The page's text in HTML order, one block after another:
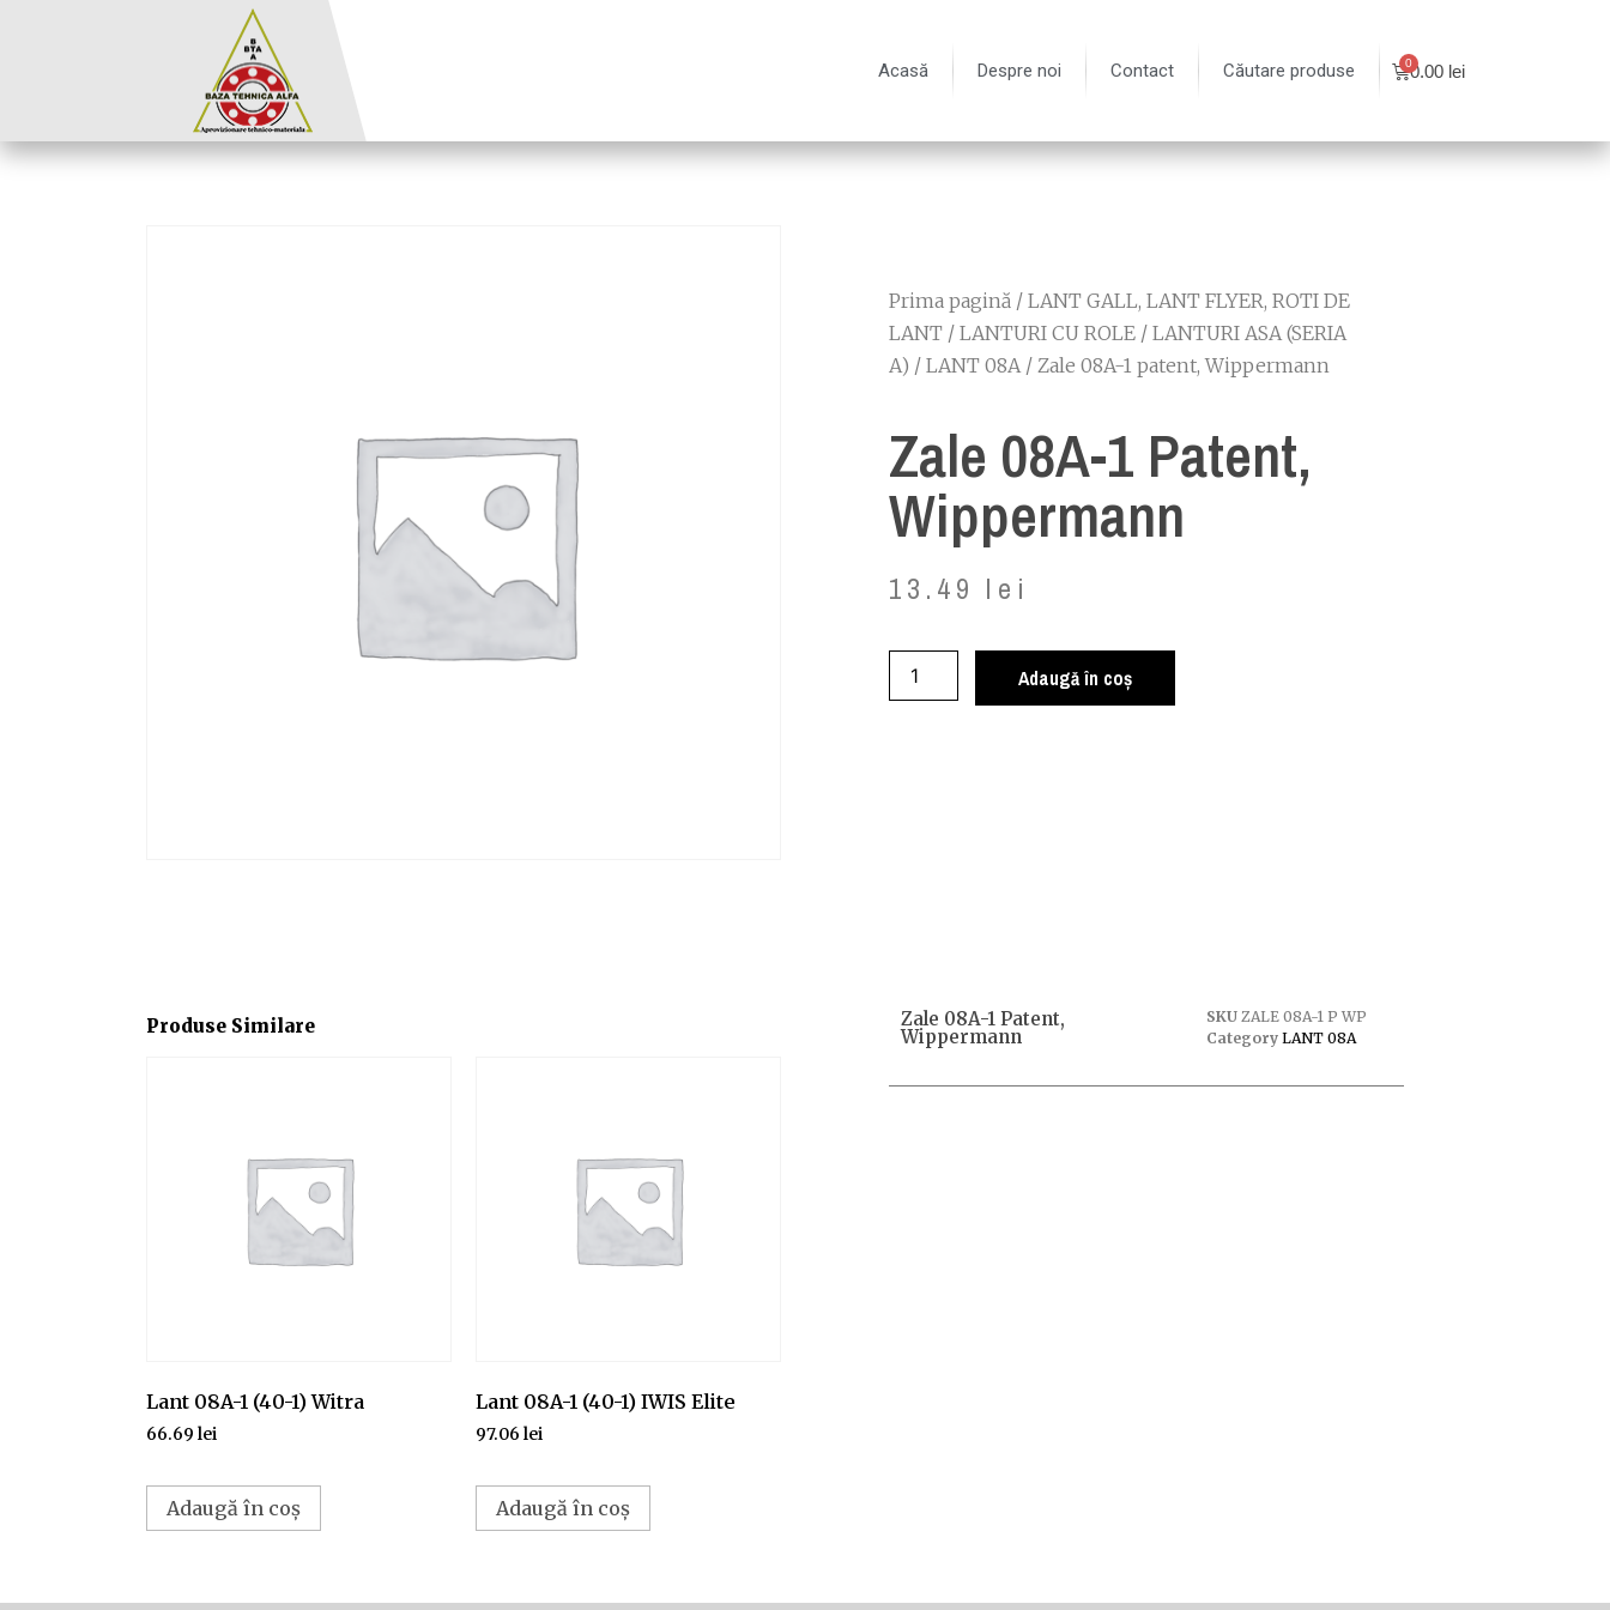
Acasă Despre noi Contact Căutare produse 0.00 lei
Prima pagină / LANT GALL, LANT FLYER, ROTI DE
LANT / LANTURI CU ROLE / LANTURI ASA (SERIA
A) / LANT 08A/ Zale 08A-1 patent, Wippermann
Zale 08A-1 Patent,
Wippermann
13.49 lei
Adaugă în coș
Produse Similare
Lant 08A-1 (40-1) Witra
66.69 lei
Adaugă în coș
Lant 08A-1 (40-1) IWIS Elite
97.06 lei
Adaugă în coș
Zale 08A-1 Patent,
Wippermann
SKU ZALE 08A-1 P WP
Category LANT 08A